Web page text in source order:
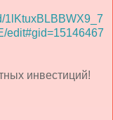
1lKtuxBLBBWX9_7
edit#gid=15146467
инвестиций!